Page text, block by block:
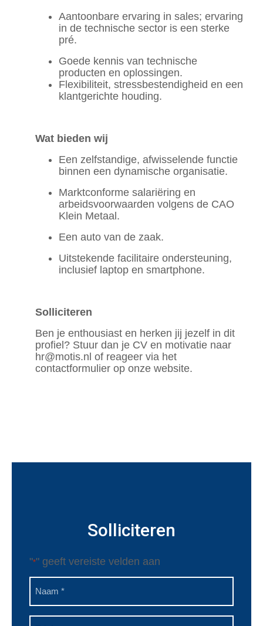
Aantoonbare ervaring in sales; ervaring
in de technische sector is een sterke
pré.
Goede kennis van technische
producten en oplossingen.
Flexibiliteit, stressbestendigheid en een
klantgerichte houding.
Wat bieden wij
Een zelfstandige, afwisselende functie
binnen een dynamische organisatie.
Marktconforme salariëring en
arbeidsvoorwaarden volgens de CAO
Klein Metaal.
Een auto van de zaak.
Uitstekende facilitaire ondersteuning,
inclusief laptop en smartphone.
Solliciteren
Ben je enthousiast en herken jij jezelf in dit
profiel? Stuur dan je CV en motivatie naar
hr@motis.nl of reageer via het
contactformulier op onze website.
Solliciteren
"*" geeft vereiste velden aan
Naam
Telefoon